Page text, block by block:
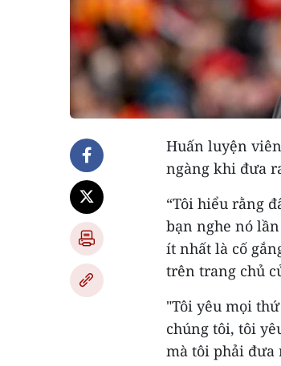
Huấn luyện
ngàng khi đưa
“Tôi hiểu rằng
bạn nghe nó
ít nhất là cố
trên trang chủ
"Tôi yêu mọi
chúng tôi, tôi
mà tôi phải đưa